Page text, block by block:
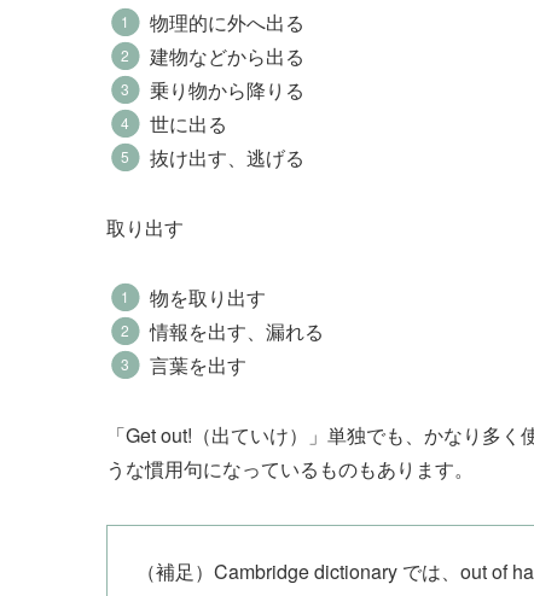
物理的に外へ出る
建物などから出る
乗り物から降りる
世に出る
抜け出す、逃げる
取り出す
物を取り出す
情報を出す、漏れる
言葉を出す
「Get out!（出ていけ）」単独でも、かなり多
うな慣用句になっているものもあります。
（補足）Cambridge dictionary では、out of